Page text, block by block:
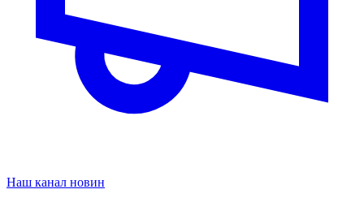
Наш канал новин